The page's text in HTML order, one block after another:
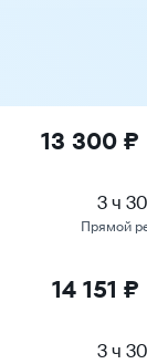
13 300 ₽
3 ч
Прямой
14 151 ₽
3 ч